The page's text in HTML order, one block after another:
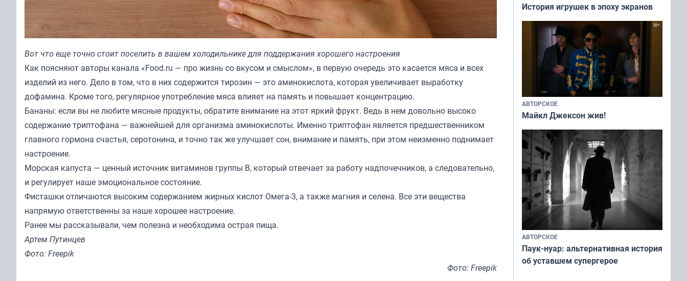
Вот что еще точно стоит поселить в вашем холодильнике для поддержания хорошего настроения
Как поясняют авторы канала «Food.ru — про жизнь со вкусом и смыслом», в первую очередь это касается мяса и всех
изделий из него. Дело в том, что в них содержится тирозин — это аминокислота, которая увеличивает выработку
дофамина. Кроме того, регулярное употребление мяса влияет на память и повышает концентрацию.
Бананы: если вы не любите мясные продукты, обратите внимание на этот яркий фрукт. Ведь в нем довольно высоко
содержание триптофана — важнейшей для организма аминокислоты. Именно триптофан является предшественником
главного гормона счастья, серотонина, и точно так же улучшает сон, внимание и память, при этом неизменно поднимает
настроение.
Морская капуста — ценный источник витаминов группы В, который отвечает за работу надпочечников, а следовательно,
и регулирует наше эмоциональное состояние.
Фисташки отличаются высоким содержанием жирных кислот Омега-3, а также магния и селена. Все эти вещества
напрямую ответственны за наше хорошее настроение.
Ранее мы рассказывали, чем полезна и необходима острая пища.
Артем Путинцев
Фото: Freepik
Фото: Freepik
История игрушек в эпоху экранов
АВТОРСКОЕ
Майкл Джексон жив!
АВТОРСКОЕ
Паук-нуар: альтернативная история
об уставшем супергерое